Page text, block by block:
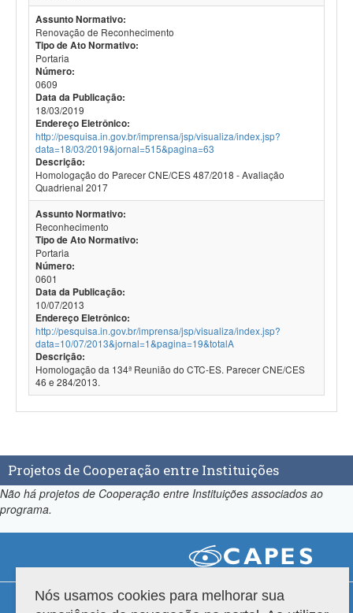
Assunto Normativo:
Renovação de Reconhecimento
Tipo de Ato Normativo:
Portaria
Número:
0609
Data da Publicação:
18/03/2019
Endereço Eletrônico:
http://pesquisa.in.gov.br/imprensa/jsp/visualiza/index.jsp?
data=18/03/2019&jornal=515&pagina=63
Descrição:
Homologação do Parecer CNE/CES 487/2018 - Avaliação
Quadrienal 2017
Assunto Normativo:
Reconhecimento
Tipo de Ato Normativo:
Portaria
Número:
0601
Data da Publicação:
10/07/2013
Endereço Eletrônico:
http://pesquisa.in.gov.br/imprensa/jsp/visualiza/index.jsp?
data=10/07/2013&jornal=1&pagina=19&totalA
Descrição:
Homologação da 134ª Reunião do CTC-ES. Parecer CNE/CES
46 e 284/2013.
Projetos de Cooperação entre Instituições
Não há projetos de Cooperação entre Instituições associados ao
programa.
Compatibilidade
Nós usamos cookies para melhorar sua